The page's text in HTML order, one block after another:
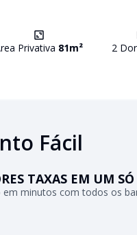
Privativa 81m² 2
Fácil
TAXAS EM UM
em minutos com todos os